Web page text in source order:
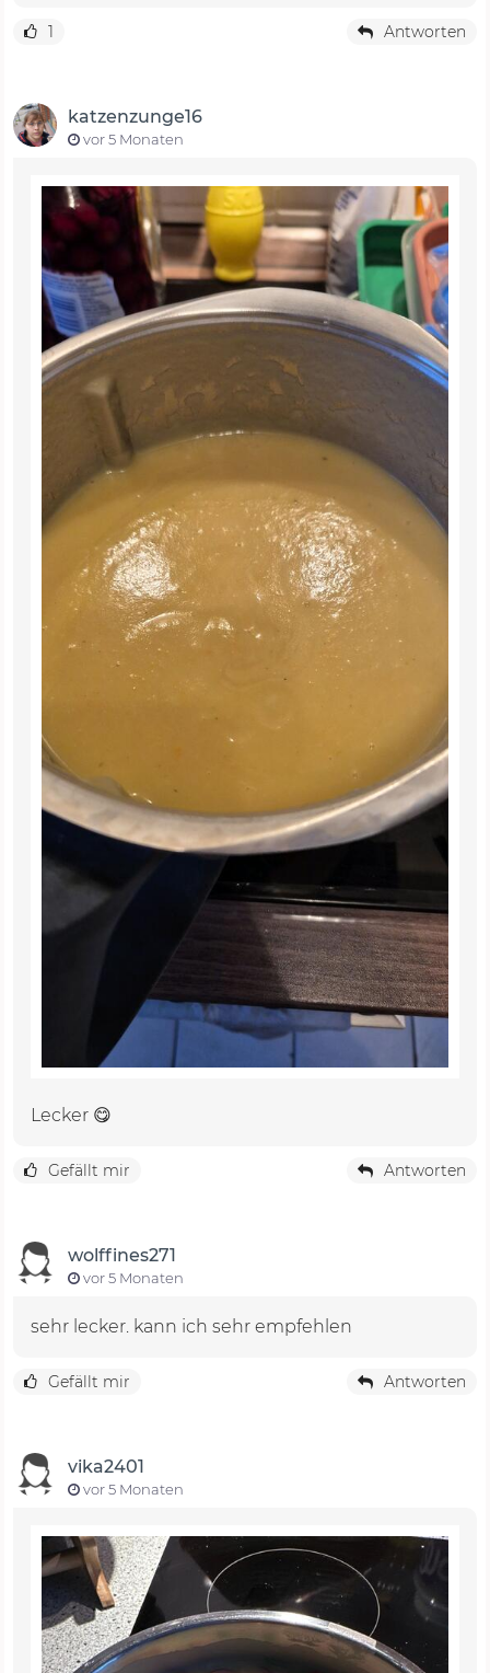
1 Antworten
katzenzunge16
vor 5 Monaten
Lecker 😋
Gefällt mir Antworten
wolffines271
vor 5 Monaten
sehr lecker. kann ich sehr empfehlen
Gefällt mir Antworten
vika2401
vor 5 Monaten